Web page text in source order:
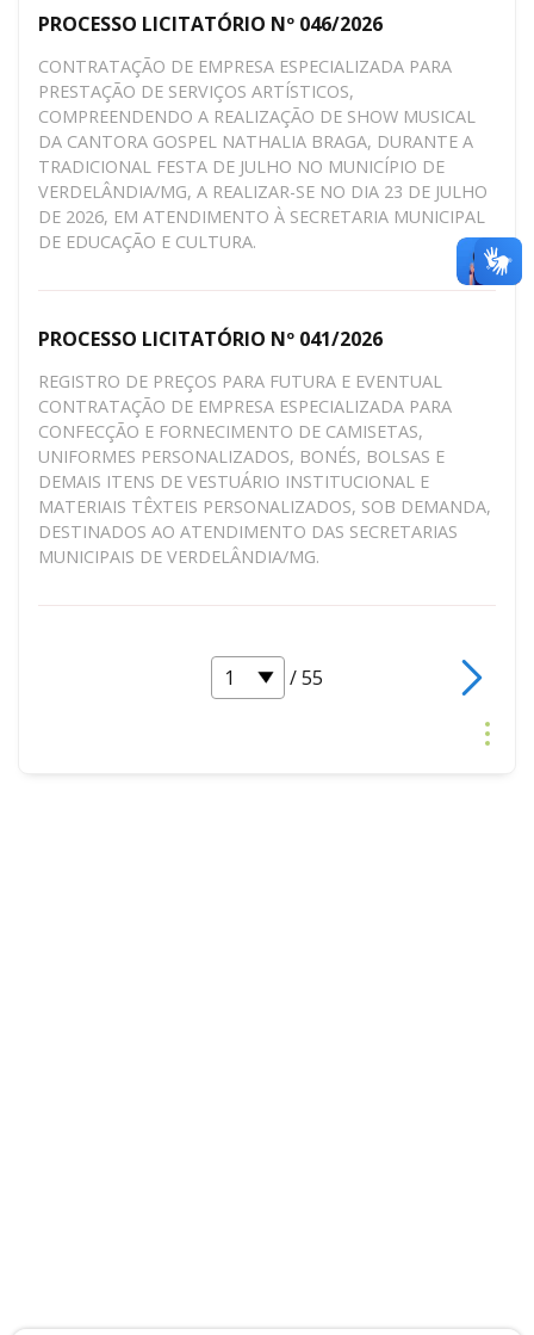
PROCESSO LICITATÓRIO Nº 046/2026
CONTRATAÇÃO DE EMPRESA ESPECIALIZADA PARA
PRESTAÇÃO DE SERVIÇOS ARTÍSTICOS,
COMPREENDENDO A REALIZAÇÃO DE SHOW MUSICAL
DA CANTORA GOSPEL NATHALIA BRAGA, DURANTE A
TRADICIONAL FESTA DE JULHO NO MUNICÍPIO DE
VERDELÂNDIA/MG, A REALIZAR-SE NO DIA 23 DE JULHO
DE 2026, EM ATENDIMENTO À SECRETARIA MUNICIPAL
DE EDUCAÇÃO E CULTURA.
PROCESSO LICITATÓRIO Nº 041/2026
REGISTRO DE PREÇOS PARA FUTURA E EVENTUAL
CONTRATAÇÃO DE EMPRESA ESPECIALIZADA PARA
CONFECÇÃO E FORNECIMENTO DE CAMISETAS,
UNIFORMES PERSONALIZADOS, BONÉS, BOLSAS E
DEMAIS ITENS DE VESTUÁRIO INSTITUCIONAL E
MATERIAIS TÊXTEIS PERSONALIZADOS, SOB DEMANDA,
DESTINADOS AO ATENDIMENTO DAS SECRETARIAS
MUNICIPAIS DE VERDELÂNDIA/MG.
/ 55